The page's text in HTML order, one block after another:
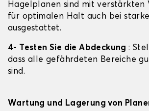
Hagelplanen sind mit verstärkten
für optimalen Halt auch bei
ausgestattet.
4- Testen Sie die Abdeckung:
dass alle gefährdeten Bereiche
sind.
Wartung und Lagerung von